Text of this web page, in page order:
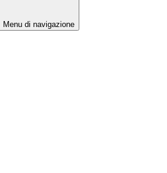
Menu di navigazione